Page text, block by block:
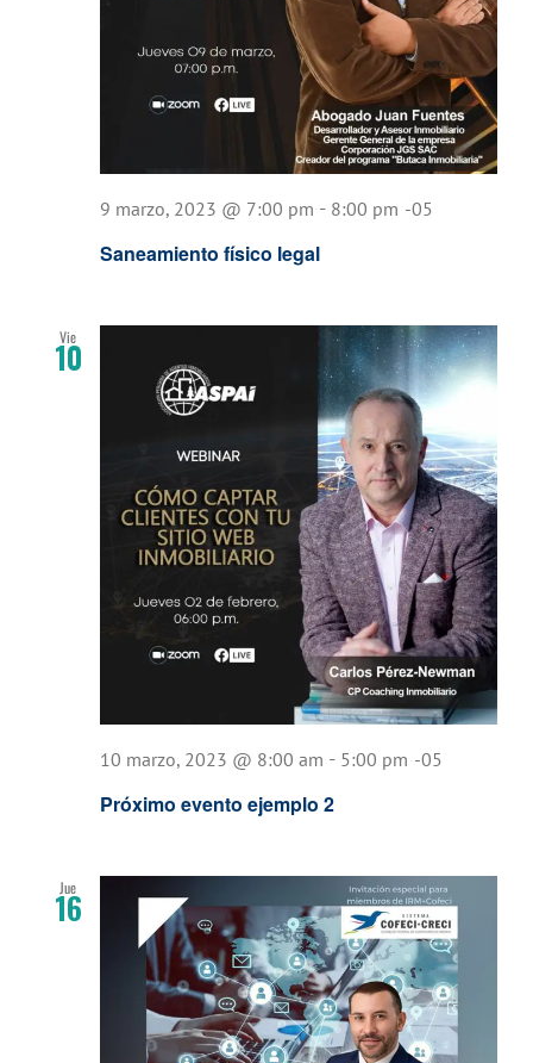
Saneamiento físico legal
9 marzo, 2023 @ 7:00 pm - 8:00 pm -05
Vie
10
Próximo evento ejemplo 2
10 marzo, 2023 @ 8:00 am - 5:00 pm -05
Jue
16